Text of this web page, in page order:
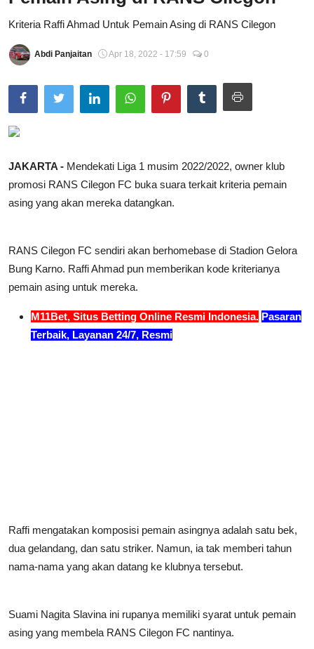
Total Sports
Contact
Pedoman Media Siber
Kriteria Raffi Ahmad Untuk Pemain Asing di RANS Cilegon
Abdi Panjaitan Apr 18, 2022 - 17:59 0
JAKARTA - Mendekati Liga 1 musim 2022/2022, owner klub
promosi RANS Cilegon FC buka suara terkait kriteria pemain
asing yang akan mereka datangkan.
RANS Cilegon FC sendiri akan berhomebase di Stadion Gelora
Bung Karno. Raffi Ahmad pun memberikan kode kriterianya
pemain asing untuk mereka.
M11Bet, Situs Betting Online Resmi Indonesia. Pasaran
Terbaik, Layanan 24/7, Resmi
Raffi mengatakan komposisi pemain asingnya adalah satu bek,
dua gelandang, dan satu striker. Namun, ia tak memberi tahun
nama-nama yang akan datang ke klubnya tersebut.
Suami Nagita Slavina ini rupanya memiliki syarat untuk pemain
asing yang membela RANS Cilegon FC nantinya.